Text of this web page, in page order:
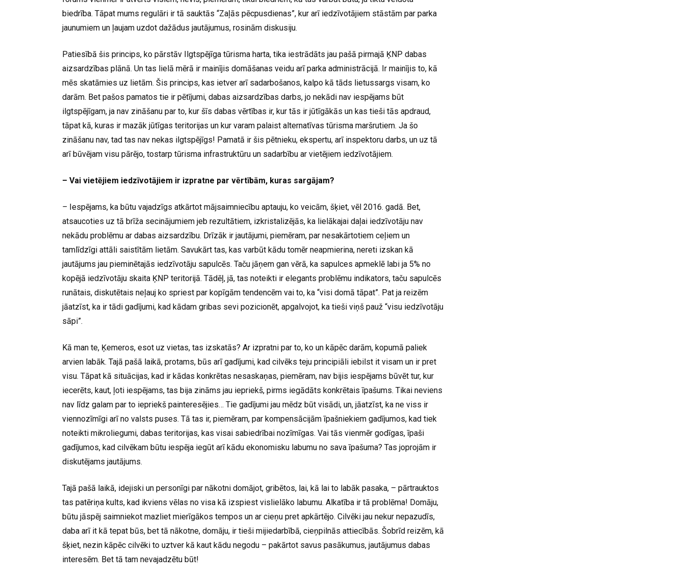
biedrība. Tāpat mums regulāri ir tā sauktās “Zaļās pēcpusdienas”, kur arī iedzīvotājiem stāstām par parka
jaunumiem un ļaujam uzdot dažādus jautājumus, rosinām diskusiju.
Patiesībā šis princips, ko pārstāv Ilgtspējīga tūrisma harta, tika iestrādāts jau pašā pirmajā ĶNP dabas
aizsardzības plānā. Un tas lielā mērā ir mainījis domāšanas veidu arī parka administrācijā. Ir mainījis to, kā
mēs skatāmies uz lietām. Šis princips, kas ietver arī sadarbošanos, kalpo kā tāds lietussargs visam, ko
darām. Bet pašos pamatos tie ir pētījumi, dabas aizsardzības darbs, jo nekādi nav iespējams būt
ilgtspējīgam, ja nav zināšanu par to, kur šīs dabas vērtības ir, kur tās ir jūtīgākās un kas tieši tās apdraud,
tāpat kā, kuras ir mazāk jūtīgas teritorijas un kur varam palaist alternatīvas tūrisma maršrutiem. Ja šo
zināšanu nav, tad tas nav nekas ilgtspējīgs! Pamatā ir šis pētnieku, ekspertu, arī inspektoru darbs, un uz tā
arī būvējam visu pārējo, tostarp tūrisma infrastruktūru un sadarbību ar vietējiem iedzīvotājiem.
– Vai vietējiem iedzīvotājiem ir izpratne par vērtībām, kuras sargājam?
– Iespējams, ka būtu vajadzīgs atkārtot mājsaimniecību aptauju, ko veicām, šķiet, vēl 2016. gadā. Bet,
atsaucoties uz tā brīža secinājumiem jeb rezultātiem, izkristalizējās, ka lielākajai daļai iedzīvotāju nav
nekādu problēmu ar dabas aizsardzību. Drīzāk ir jautājumi, piemēram, par nesakārtotiem ceļiem un
tamlīdzīgi attāli saistītām lietām. Savukārt tas, kas varbūt kādu tomēr neapmierina, nereti izskan kā
jautājums jau pieminētajās iedzīvotāju sapulcēs. Taču jāņem gan vērā, ka sapulces apmeklē labi ja 5% no
kopējā iedzīvotāju skaita ĶNP teritorijā. Tādēļ, jā, tas noteikti ir elegants problēmu indikators, taču sapulcēs
runātais, diskutētais neļauj ko spriest par kopīgām tendencēm vai to, ka “visi domā tāpat”. Pat ja reizēm
jāatzīst, ka ir tādi gadījumi, kad kādam gribas sevi pozicionēt, apgalvojot, ka tieši viņš pauž “visu iedzīvotāju
sāpi”.
Kā man te, Ķemeros, esot uz vietas, tas izskatās? Ar izpratni par to, ko un kāpēc darām, kopumā paliek
arvien labāk. Tajā pašā laikā, protams, būs arī gadījumi, kad cilvēks teju principiāli iebilst it visam un ir pret
visu. Tāpat kā situācijas, kad ir kādas konkrētas nesaskaņas, piemēram, nav bijis iespējams būvēt tur, kur
iecerēts, kaut, ļoti iespējams, tas bija zināms jau iepriekš, pirms iegādāts konkrētais īpašums. Tikai neviens
nav līdz galam par to iepriekš painteresējies… Tie gadījumi jau mēdz būt visādi, un, jāatzīst, ka ne viss ir
viennozīmīgi arī no valsts puses. Tā tas ir, piemēram, par kompensācijām īpašniekiem gadījumos, kad tiek
noteikti mikroliegumi, dabas teritorijas, kas visai sabiedrībai nozīmīgas. Vai tās vienmēr godīgas, īpaši
gadījumos, kad cilvēkam būtu iespēja iegūt arī kādu ekonomisku labumu no sava īpašuma? Tas joprojām ir
diskutējams jautājums.
Tajā pašā laikā, idejiski un personīgi par nākotni domājot, gribētos, lai, kā lai to labāk pasaka, – pārtrauktos
tas patēriņa kults, kad ikviens vēlas no visa kā izspiest vislielāko labumu. Alkatība ir tā problēma! Domāju,
būtu jāspēj saimniekot mazliet mierīgākos tempos un ar cieņu pret apkārtējo. Cilvēki jau nekur nepazudīs,
daba arī it kā tepat būs, bet tā nākotne, domāju, ir tieši mijiedarbībā, cieņpilnās attiecībās. Šobrīd reizēm, kā
šķiet, nezin kāpēc cilvēki to uztver kā kaut kādu negodu – pakārtot savus pasākumus, jautājumus dabas
interesēm. Bet tā tam nevajadzētu būt!